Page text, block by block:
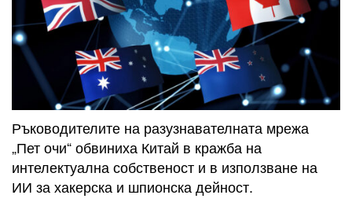
Ръководителите на разузнавателната мрежа
„Пет очи“ обвиниха Китай в кражба на
интелектуална собственост и в използване на
ИИ за хакерска и шпионска дейност.